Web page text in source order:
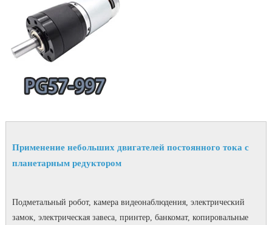
Применение небольших двигателей постоянного тока с
планетарным редуктором
Подметальный робот, камера видеонаблюдения, электрический
замок, электрическая завеса, принтер, банкомат, копировальные